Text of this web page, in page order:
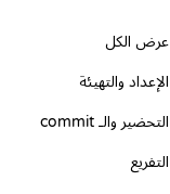
عرض الكل
الإعداد والتهيئة
التحضير والـ commit
التفريع